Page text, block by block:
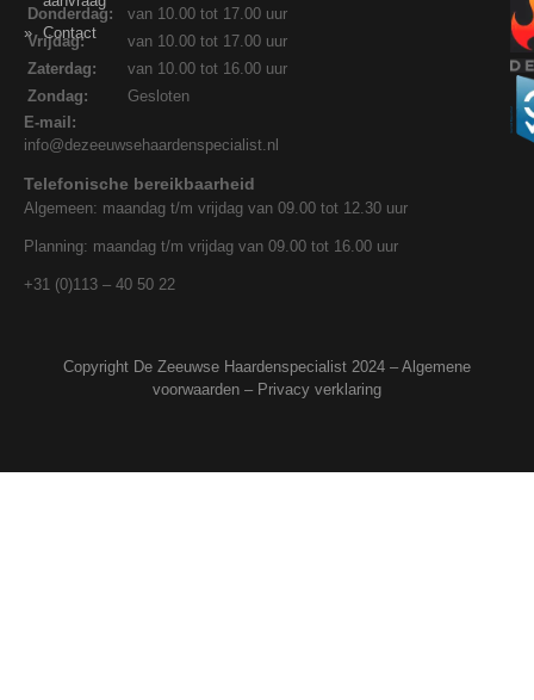
Contact
Donderdag:
van 10.00 tot 17.00 uur
Vrijdag:
van 10.00 tot 17.00 uur
Zaterdag:
van 10.00 tot 16.00 uur
Zondag:
Gesloten
E-mail:
info@dezeeuwsehaardenspecialist.nl
Telefonische bereikbaarheid
Algemeen: maandag t/m vrijdag van 09.00 tot 12.30 uur
Planning: maandag t/m vrijdag van 09.00 tot 16.00 uur
+31 (0)113 – 40 50 22
Copyright De Zeeuwse Haardenspecialist 2024 – Algemene
voorwaarden – Privacy verklaring